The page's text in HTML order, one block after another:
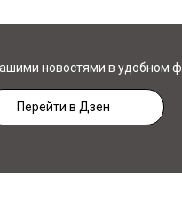
новостями в удобном
Перейти в Дзен